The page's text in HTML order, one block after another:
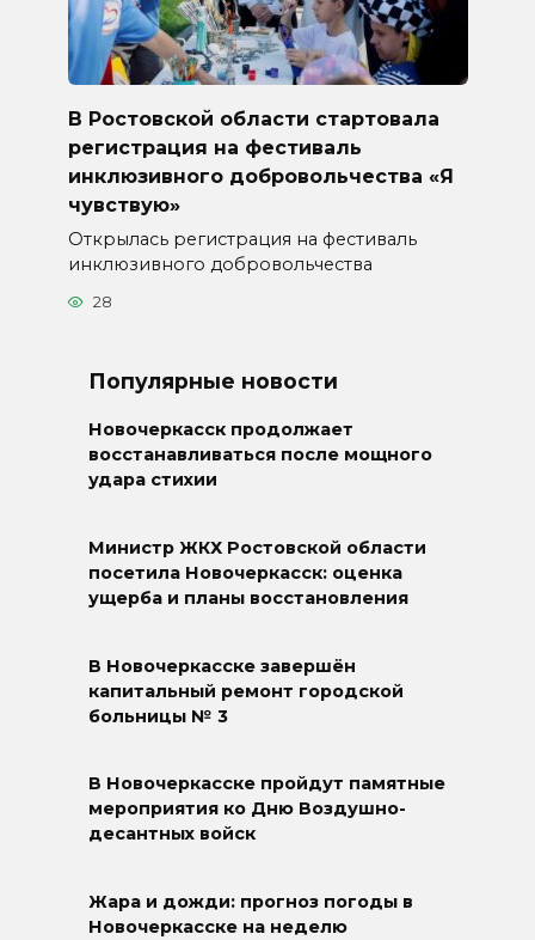
В Ростовской области стартовала
регистрация на фестиваль
инклюзивного добровольчества «Я
чувствую»
Открылась регистрация на фестиваль
инклюзивного добровольчества
28
Популярные новости
Новочеркасск продолжает
восстанавливаться после мощного
удара стихии
Министр ЖКХ Ростовской области
посетила Новочеркасск: оценка
ущерба и планы восстановления
В Новочеркасске завершён
капитальный ремонт городской
больницы № 3
В Новочеркасске пройдут памятные
мероприятия ко Дню Воздушно-
десантных войск
Жара и дожди: прогноз погоды в
Новочеркасске на неделю